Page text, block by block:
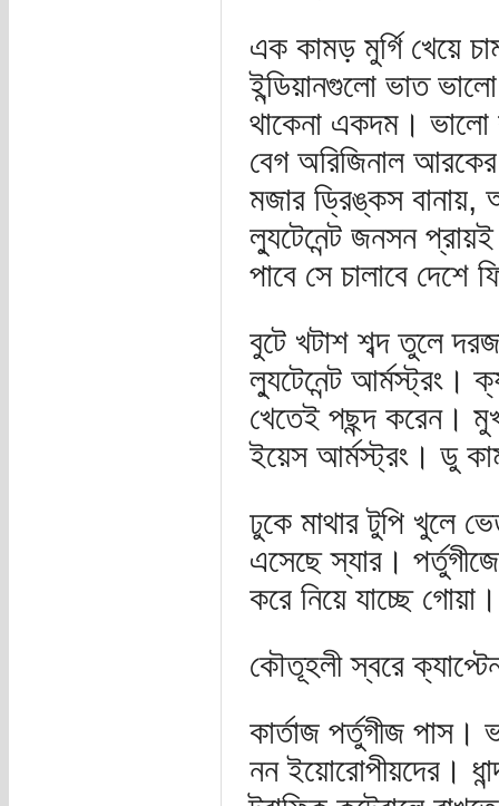
এক কামড় মুর্গি খেয়ে
ইন্ডিয়ানগুলো ভাত
থাকেনা একদম।
বেগ অরিজিনাল আরকের
মজার ড্রিঙ্কস
ল্যুটেনেন্ট জনসন
পাবে সে চালাবে দেশে
বুটে খটাশ শব্দ তুলে
ল্যুটেনেন্ট আর্মস্ট্রং।
খেতেই পছন্দ করেন।
ইয়েস আর্মস্ট্রং। ডু
ঢুকে মাথার টুপি খুলে
এসেছে স্যার।
করে নিয়ে যাচ্ছে গোয়া।
কৌতূহলী স্বরে
কার্তাজ পর্তুগীজ পাস।
নন ইয়োরোপীয়দের।